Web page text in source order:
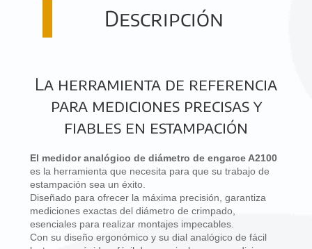
Descripción
La herramienta de referencia
para mediciones precisas y
fiables en estampación
El medidor analógico de diámetro de engarce A2100
es la herramienta que necesita para que su trabajo de
estampación sea un éxito.
Diseñado para ofrecer la máxima precisión, garantiza
mediciones exactas del diámetro de crimpado,
esenciales para realizar montajes impecables.
Con su diseño ergonómico y su dial analógico de fácil